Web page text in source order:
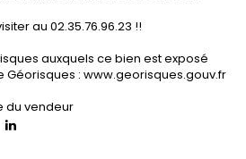
au 02.35.76.96.23 !!
auxquels ce bien est exposé
Géorisques : www.georisques.gouv.fr
du vendeur